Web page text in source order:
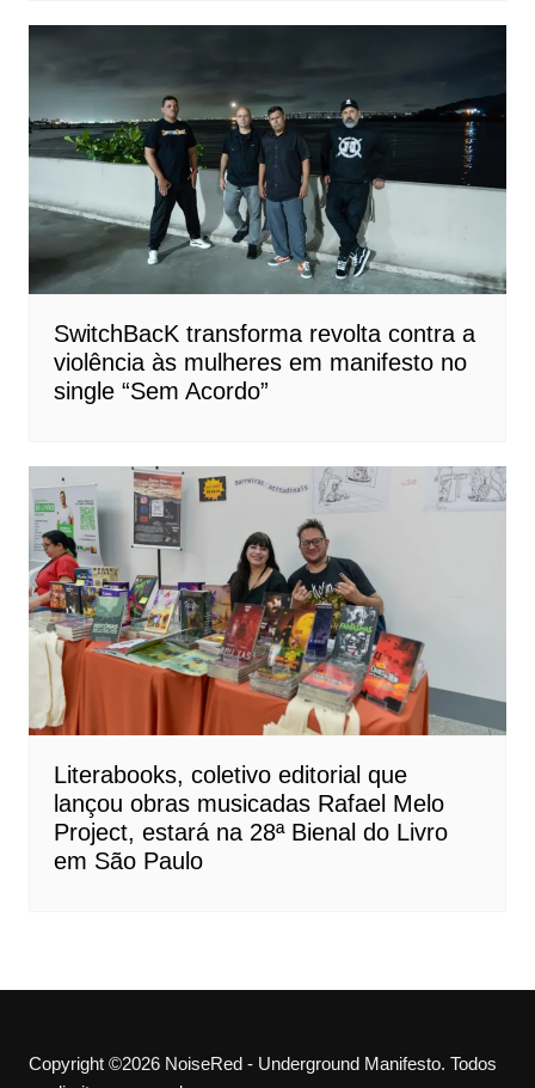
SwitchBacK transforma revolta contra a
violência às mulheres em manifesto no
single “Sem Acordo”
Literabooks, coletivo editorial que
lançou obras musicadas Rafael Melo
Project, estará na 28ª Bienal do Livro
em São Paulo
Copyright ©2026 NoiseRed - Underground Manifesto. Todos